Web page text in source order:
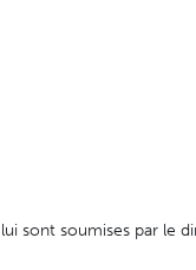
sont soumises par le